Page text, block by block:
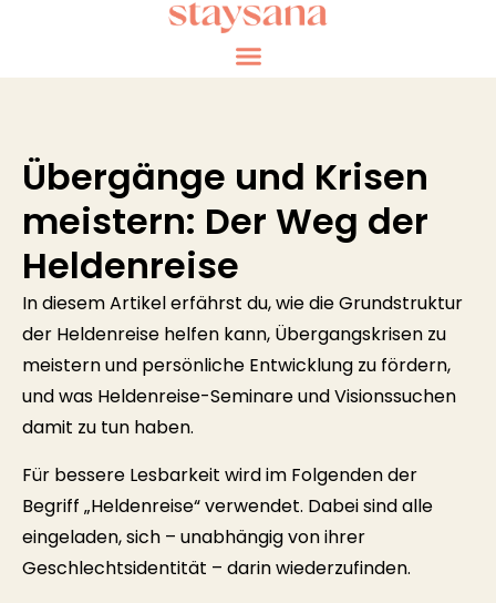
Übergänge und Krisen
meistern: Der Weg der
Heldenreise
In diesem Artikel erfährst du, wie die Grundstruktur
der Heldenreise helfen kann, Übergangskrisen zu
meistern und persönliche Entwicklung zu fördern,
und was Heldenreise-Seminare und Visionssuchen
damit zu tun haben.
Für bessere Lesbarkeit wird im Folgenden der
Begriff „Heldenreise“ verwendet. Dabei sind alle
eingeladen, sich – unabhängig von ihrer
Geschlechtsidentität – darin wiederzufinden.